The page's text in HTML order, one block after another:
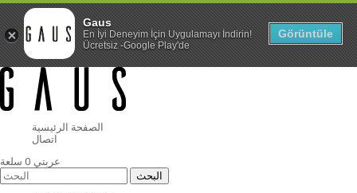
الصفحة الرئيسية
اتصال
عربتي 0 سلعة
Gaus
En İyi Deneyim İçin Uygulamayı İndirin!
Ücretsiz -Google Play'de
Görüntüle